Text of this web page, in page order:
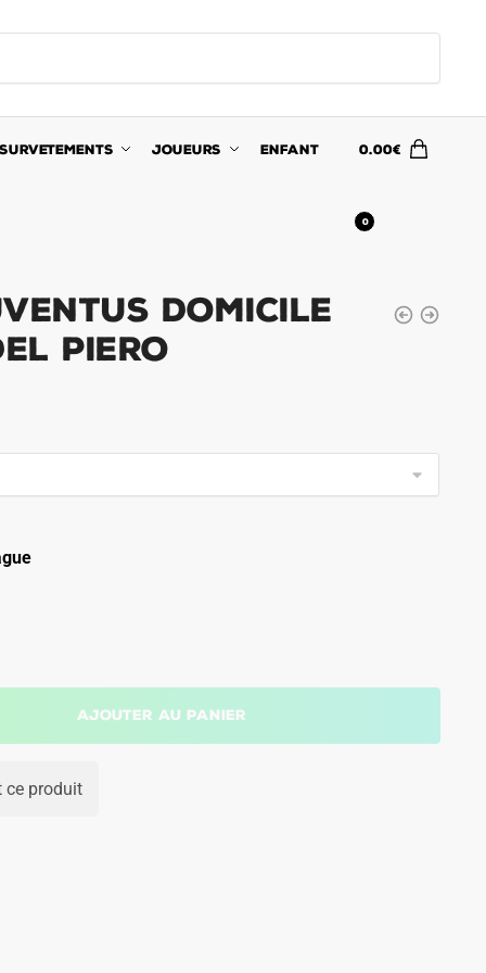
JOUEURS ENFANT 0.00€
0
Domicile
Piero
Ajouter au panier
ce produit